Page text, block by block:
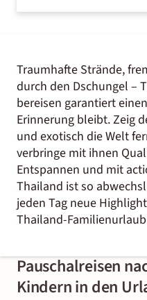
Traumhafte Strände,
durch den Dschungel –
bereisen garantiert
Erinnerung bleibt. Zeig
und exotisch die Welt
verbringe mit ihnen
Entspannen und mit
Thailand ist so
jeden Tag neue
Thailand-Familienurlaub
Pauschalreisen
Kindern in den